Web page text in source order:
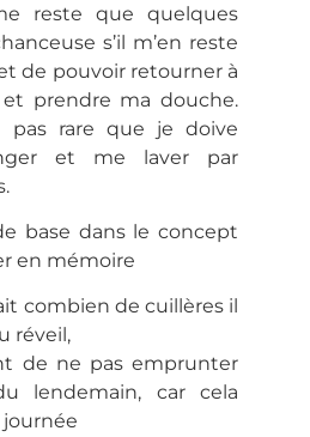
reste que quelques
s’il m’en reste
de pouvoir retourner à
prendre ma douche.
pas rare que je doive
et me laver par
base dans le concept
en mémoire
combien de cuillères il
réveil,
de ne pas emprunter
lendemain, car cela